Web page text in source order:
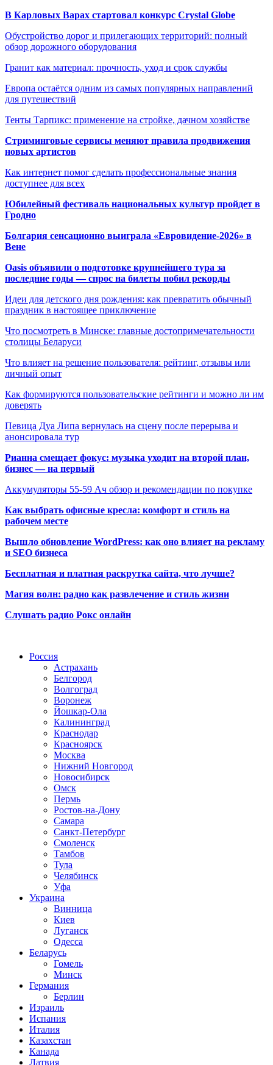
В Карловых Варах стартовал конкурс Crystal Globe
Обустройство дорог и прилегающих территорий: полный
обзор дорожного оборудования
Гранит как материал: прочность, уход и срок службы
Европа остаётся одним из самых популярных направлений
для путешествий
Тенты Тарпикс: применение на стройке, дачном хозяйстве
Стриминговые сервисы меняют правила продвижения
новых артистов
Как интернет помог сделать профессиональные знания
доступнее для всех
Юбилейный фестиваль национальных культур пройдет в
Гродно
Болгария сенсационно выиграла «Евровидение-2026» в
Вене
Oasis объявили о подготовке крупнейшего тура за
последние годы — спрос на билеты побил рекорды
Идеи для детского дня рождения: как превратить обычный
праздник в настоящее приключение
Что посмотреть в Минске: главные достопримечательности
столицы Беларуси
Что влияет на решение пользователя: рейтинг, отзывы или
личный опыт
Как формируются пользовательские рейтинги и можно ли им
доверять
Певица Дуа Липа вернулась на сцену после перерыва и
анонсировала тур
Рианна смещает фокус: музыка уходит на второй план,
бизнес — на первый
Аккумуляторы 55-59 Ач обзор и рекомендации по покупке
Как выбрать офисные кресла: комфорт и стиль на
рабочем месте
Вышло обновление WordPress: как оно влияет на рекламу
и SEO бизнеса
Бесплатная и платная раскрутка сайта, что лучше?
Магия волн: радио как развлечение и стиль жизни
Слушать радио Рокс онлайн
Россия
Астрахань
Белгород
Волгоград
Воронеж
Йошкар-Ола
Калининград
Краснодар
Красноярск
Москва
Нижний Новгород
Новосибирск
Омск
Пермь
Ростов-на-Дону
Самара
Санкт-Петербург
Смоленск
Тамбов
Тула
Челябинск
Уфа
Украина
Винница
Киев
Луганск
Одесса
Беларусь
Гомель
Минск
Германия
Берлин
Израиль
Испания
Италия
Казахстан
Канада
Латвия